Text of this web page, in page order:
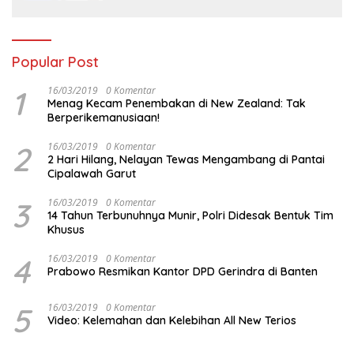
Popular Post
1 16/03/2019 0 Komentar
Menag Kecam Penembakan di New Zealand: Tak
Berperikemanusiaan!
2 16/03/2019 0 Komentar
2 Hari Hilang, Nelayan Tewas Mengambang di Pantai
Cipalawah Garut
3 16/03/2019 0 Komentar
14 Tahun Terbunuhnya Munir, Polri Didesak Bentuk Tim
Khusus
4 16/03/2019 0 Komentar
Prabowo Resmikan Kantor DPD Gerindra di Banten
5 16/03/2019 0 Komentar
Video: Kelemahan dan Kelebihan All New Terios